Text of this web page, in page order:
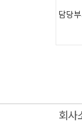
담당
회사